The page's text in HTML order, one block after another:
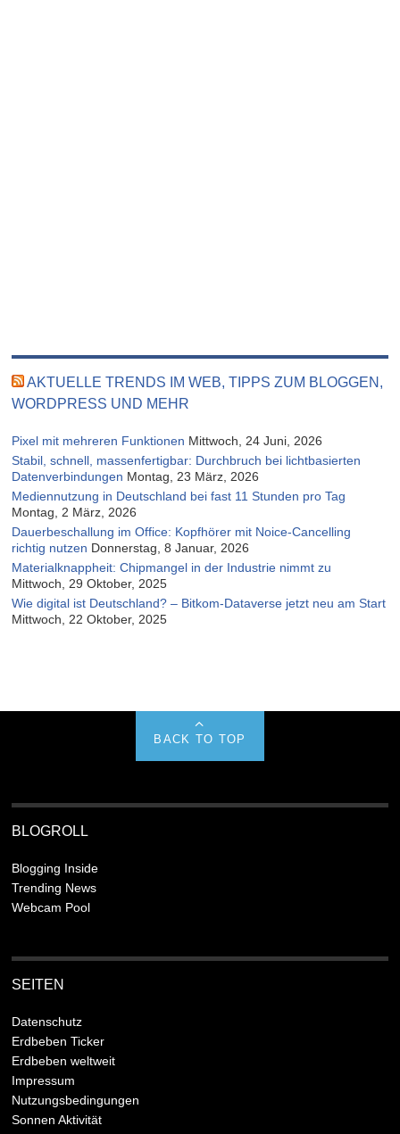
AKTUELLE TRENDS IM WEB, TIPPS ZUM BLOGGEN,
WORDPRESS UND MEHR
Pixel mit mehreren Funktionen Mittwoch, 24 Juni, 2026
Stabil, schnell, massenfertigbar: Durchbruch bei lichtbasierten
Datenverbindungen Montag, 23 März, 2026
Mediennutzung in Deutschland bei fast 11 Stunden pro Tag
Montag, 2 März, 2026
Dauerbeschallung im Office: Kopfhörer mit Noice-Cancelling
richtig nutzen Donnerstag, 8 Januar, 2026
Materialknappheit: Chipmangel in der Industrie nimmt zu
Mittwoch, 29 Oktober, 2025
Wie digital ist Deutschland? – Bitkom-Dataverse jetzt neu am Start
Mittwoch, 22 Oktober, 2025
BACK TO TOP
BLOGROLL
Blogging Inside
Trending News
Webcam Pool
SEITEN
Datenschutz
Erdbeben Ticker
Erdbeben weltweit
Impressum
Nutzungsbedingungen
Sonnen Aktivität